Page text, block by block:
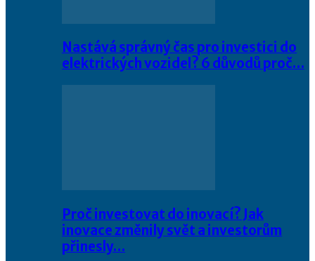
Nastává správný čas pro investici do
elektrických vozidel? 6 důvodů proč…
Proč investovat do inovací? Jak
inovace změnily svět a investorům
přinesly…